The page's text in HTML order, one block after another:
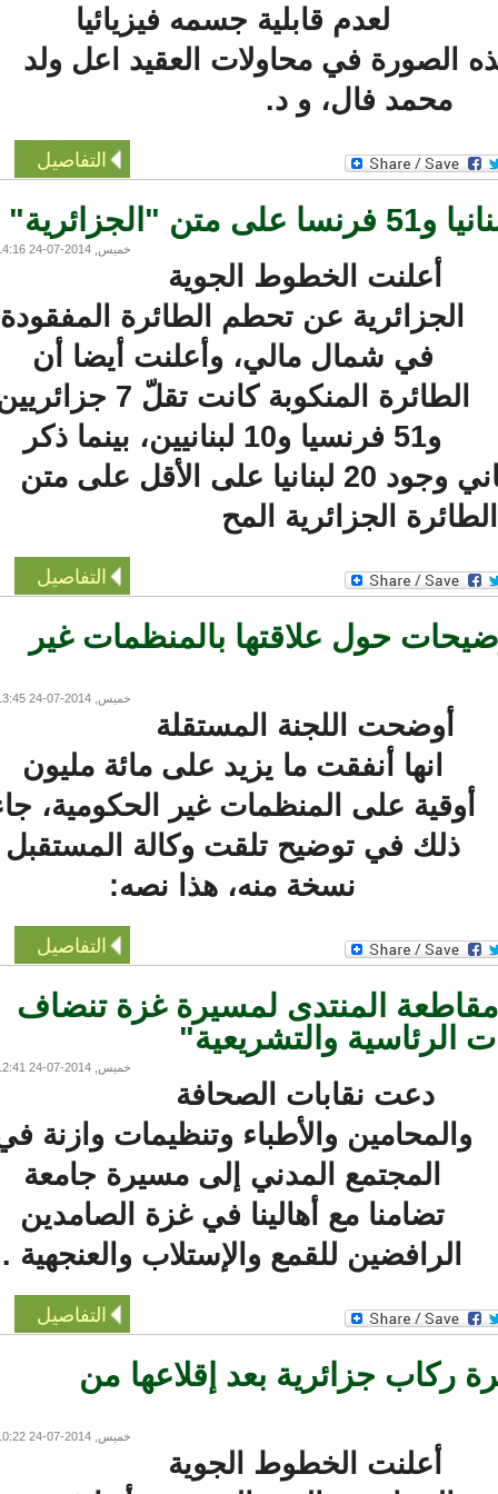
لعدم قابلية جسمه فيزيائيا
في محاولات العقيد اعل ولد
محمد فال، و د.
التفاصيل
خميس, 2014-07-24 14:16
أعلنت الخطوط الجوية
الجزائرية عن تحطم الطائرة المفقودة
في شمال مالي، وأعلنت أيضا أن
الطائرة المنكوبة كانت تقلّ 7 جزائريين
و51 فرنسيا و10 لبنانيين، بينما ذكر
مصدر رسمي لبناني وجود 20 لبنانيا على الأقل على متن
الجزائرية المح
التفاصيل
حول علاقتها بالمنظمات غير
خميس, 2014-07-24 13:45
أوضحت اللجنة المستقلة
انها أنفقت ما يزيد على مائة مليون
على المنظمات غير الحكومية، جاء
ذلك في توضيح تلقت وكالة المستقبل
نسخة منه، هذا نصه:
التفاصيل
المنتدى لمسيرة غزة تنضاف
الرئاسية والتشريعية"
خميس, 2014-07-24 12:41
دعت نقابات الصحافة
والمحامين والأطباء وتنظيمات وازنة في
المجتمع المدني إلى مسيرة جامعة
تضامنا مع أهالينا في غزة الصامدين
الرافضين للقمع والإستلاب والعنجهية .
التفاصيل
جزائرية بعد إقلاعها من
خميس, 2014-07-24 10:22
أعلنت الخطوط الجوية